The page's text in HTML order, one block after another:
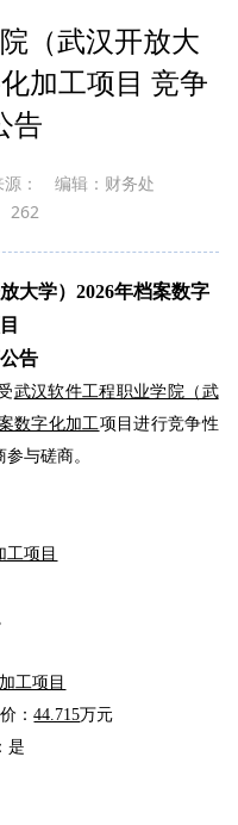
（武汉开放大
加工项目 竞争
告
：
编辑：财务处
262
大学）2026年档案数字
告
武汉软件工程职业学院（武
数字化加工项目进行竞争性
参与磋商。
工项目
工项目
：44.715万元
是